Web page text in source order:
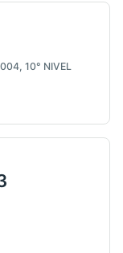
10° NIVEL